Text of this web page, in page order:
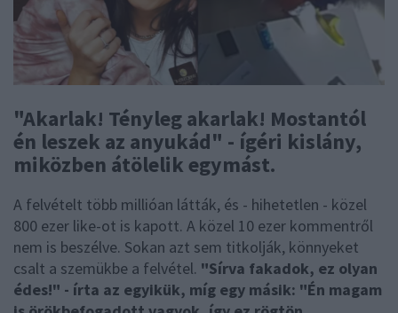
"Akarlak! Tényleg akarlak! Mostantól
én leszek az anyukád" - ígéri kislány,
miközben átölelik egymást.
A felvételt több millióan látták, és - hihetetlen - közel
800 ezer like-ot is kapott. A közel 10 ezer kommentről
nem is beszélve. Sokan azt sem titkolják, könnyeket
csalt a szemükbe a felvétel. "Sírva fakadok, ez olyan
édes!" - írta az egyikük, míg egy másik: "Én magam